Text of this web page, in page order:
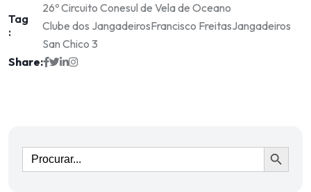
Tag
:
26º Circuito Conesul de Vela de Oceano
Clube dos JangadeirosFrancisco FreitasJangadeiros
San Chico 3
Share:
Ir